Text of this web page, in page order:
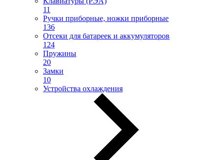
11
Ручки приборные, ножки приборные
136
Отсеки для батареек и аккумуляторов
124
Пружины
20
Замки
10
Устройства охлаждения